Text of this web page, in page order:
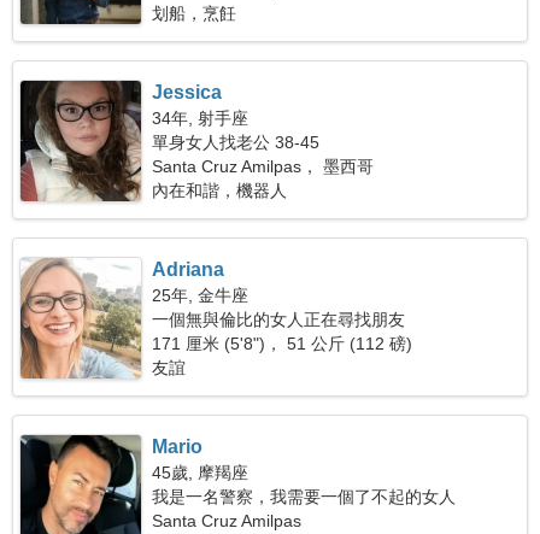
划船，烹飪
Jessica
34年, 射手座
單身女人找老公 38-45
Santa Cruz Amilpas， 墨西哥
內在和諧，機器人
Adriana
25年, 金牛座
一個無與倫比的女人正在尋找朋友
171 厘米 (5'8")， 51 公斤 (112 磅)
友誼
Mario
45歲, 摩羯座
我是一名警察，我需要一個了不起的女人
Santa Cruz Amilpas